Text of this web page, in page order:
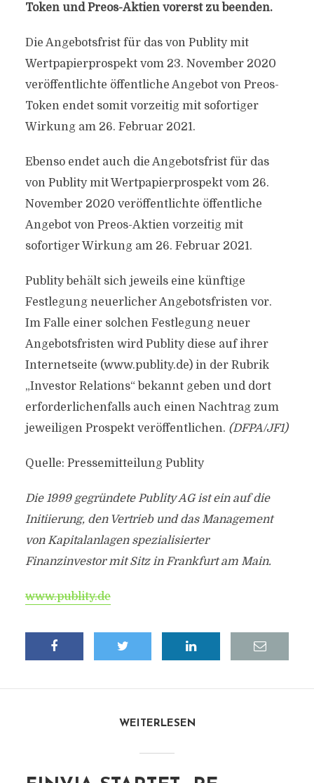
Token und Preos-Aktien vorerst zu beenden.
Die Angebotsfrist für das von Publity mit
Wertpapierprospekt vom 23. November 2020
veröffentlichte öffentliche Angebot von Preos-
Token endet somit vorzeitig mit sofortiger
Wirkung am 26. Februar 2021.
Ebenso endet auch die Angebotsfrist für das
von Publity mit Wertpapierprospekt vom 26.
November 2020 veröffentlichte öffentliche
Angebot von Preos-Aktien vorzeitig mit
sofortiger Wirkung am 26. Februar 2021.
Publity behält sich jeweils eine künftige
Festlegung neuerlicher Angebotsfristen vor.
Im Falle einer solchen Festlegung neuer
Angebotsfristen wird Publity diese auf ihrer
Internetseite (www.publity.de) in der Rubrik
„Investor Relations“ bekannt geben und dort
erforderlichenfalls auch einen Nachtrag zum
jeweiligen Prospekt veröffentlichen. (DFPA/JF1)
Quelle: Pressemitteilung Publity
Die 1999 gegründete Publity AG ist ein auf die
Initiierung, den Vertrieb und das Management
von Kapitalanlagen spezialisierter
Finanzinvestor mit Sitz in Frankfurt am Main.
www.publity.de
WEITERLESEN